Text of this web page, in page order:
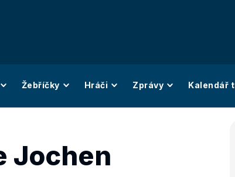
Žebříčky Hráči Zprávy Kalendář
Jochen